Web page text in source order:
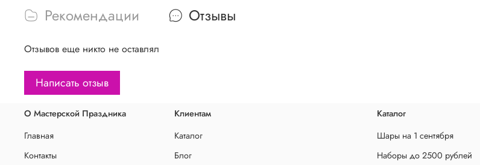
Рекомендации Отзывы
Отзывов еще никто не оставлял
Написать отзыв
О Мастерской Праздника
Главная
Контакты
Клиентам
Каталог
Блог
Каталог
Шары на 1 сентября
Наборы до 2500 рублей